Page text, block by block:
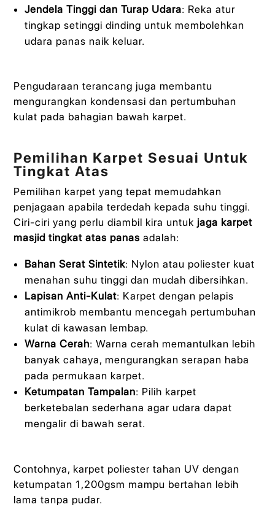
Jendela Tinggi dan Turap Udara: Reka atur
tingkap setinggi dinding untuk membolehkan
udara panas naik keluar.
Pengudaraan terancang juga membantu
mengurangkan kondensasi dan pertumbuhan
kulat pada bahagian bawah karpet.
Pemilihan Karpet Sesuai Untuk
Tingkat Atas
Pemilihan karpet yang tepat memudahkan
penjagaan apabila terdedah kepada suhu tinggi.
Ciri-ciri yang perlu diambil kira untuk jaga karpet
masjid tingkat atas panas adalah:
Bahan Serat Sintetik: Nylon atau poliester kuat
menahan suhu tinggi dan mudah dibersihkan.
Lapisan Anti-Kulat: Karpet dengan pelapis
antimikrob membantu mencegah pertumbuhan
kulat di kawasan lembap.
Warna Cerah: Warna cerah memantulkan lebih
banyak cahaya, mengurangkan serapan haba
pada permukaan karpet.
Ketumpatan Tampalan: Pilih karpet
berketebalan sederhana agar udara dapat
mengalir di bawah serat.
Contohnya, karpet poliester tahan UV dengan
ketumpatan 1,200gsm mampu bertahan lebih
lama tanpa pudar.